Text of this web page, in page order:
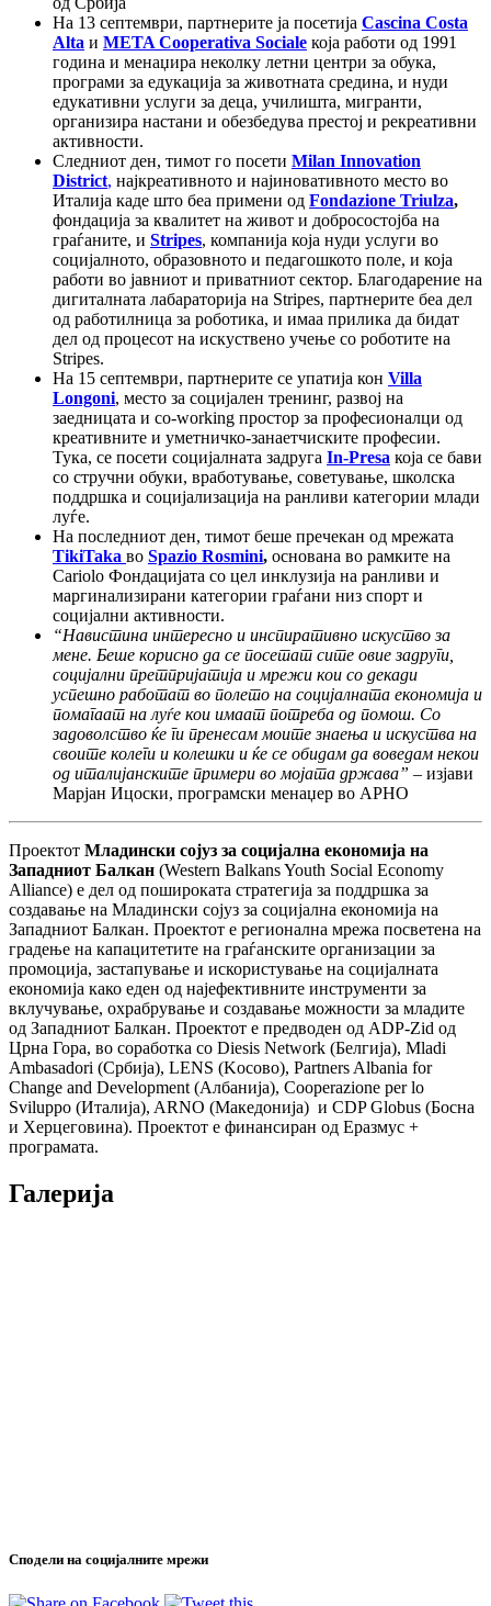
На 13 септември, партнерите ја посетија Cascina Costa
Alta и META Cooperativa Sociale која работи од 1991
година и менаџира неколку летни центри за обука,
програми за едукација за животната средина, и нуди
едукативни услуги за деца, училишта, мигранти,
организира настани и обезбедува престој и рекреативни
активности.
Следниот ден, тимот го посети Milan Innovation
District, најкреативното и најиновативното место во
Италија каде што беа примени од Fondazione Triulza,
фондација за квалитет на живот и добросостојба на
граѓаните, и Stripes, компанија која нуди услуги во
социјалното, образовното и педагошкото поле, и која
работи во јавниот и приватниот сектор. Благодарение на
дигиталната лабараторија на Stripes, партнерите беа дел
од работилница за роботика, и имаа прилика да бидат
дел од процесот на искуствено учење со роботите на
Stripes.
На 15 септември, партнерите се упатија кон Villa
Longoni, место за социјален тренинг, развој на
заедницата и co-working простор за професионалци од
креативните и уметничко-занаетчиските професии.
Тука, се посети социјалната задруга In-Presa која се бави
со стручни обуки, вработување, советување, школска
поддршка и социјализација на ранливи категории млади
луѓе.
На последниот ден, тимот беше пречекан од мрежата
TikiTaka во Spazio Rosmini, основана во рамките на
Cariolo Фондацијата со цел инклузија на ранливи и
маргинализирани категории граѓани низ спорт и
социјални активности.
“Навистина интересно и инспиративно искуство за
мене. Беше корисно да се посетат сите овие задруги,
социјални претпријатија и мрежи кои со декади
успешно работат во полето на социјалната економија и
помагаат на луѓе кои имаат потреба од помош. Со
задоволство ќе ги пренесам моите знаења и искуства на
своите колеги и колешки и ќе се обидам да воведам некои
од италијанските примери во мојата држава” – изјави
Марјан Ицоски, програмски менаџер во АРНО
Проектот Младински сојуз за социјална економија на
Западниот Балкан (Western Balkans Youth Social Economy
Alliance) е дел од пошироката стратегија за поддршка за
создавање на Младински сојуз за социјална економија на
Западниот Балкан. Проектот е регионална мрежа посветена на
градење на капацитетите на граѓанските организации за
промоција, застапување и искористување на социјалната
економија како еден од најефективните инструменти за
вклучување, охрабрување и создавање можности за младите
од Западниот Балкан. Проектот е предводен од ADP-Zid од
Црна Гора, во соработка со Diesis Network (Белгија), Mladi
Ambasadori (Србија), LENS (Kосово), Partners Albania for
Change and Development (Албанија), Cooperazione per lo
Sviluppo (Италија), ARNO (Македонија) и CDP Globus (Босна
и Херцеговина). Проектот е финансиран од Еразмус +
програмата.
Галерија
Сподели на социјалните мрежи